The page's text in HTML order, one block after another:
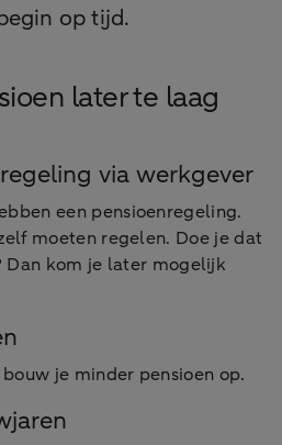
op tijd.
later te laag
via werkgever
een pensioenregeling.
moeten regelen. Doe je dat
kom je later mogelijk
je minder pensioen op.